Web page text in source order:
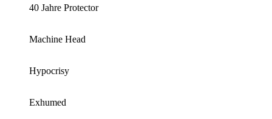
40 Jahre Protector
Machine Head
Hypocrisy
Exhumed